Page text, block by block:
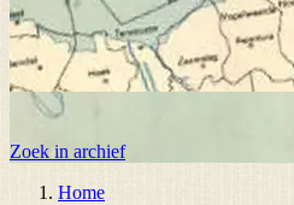
Zoek in archief
Home